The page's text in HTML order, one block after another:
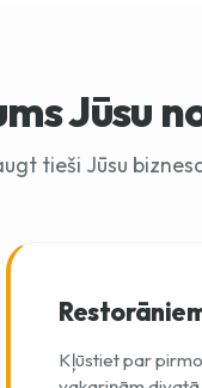
Jūsu
tieši Jūsu
Kļūstiet par